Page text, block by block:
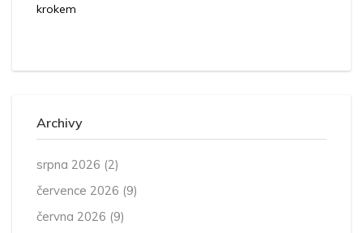
krokem
Archivy
srpna 2026 (2)
července 2026 (9)
června 2026 (9)